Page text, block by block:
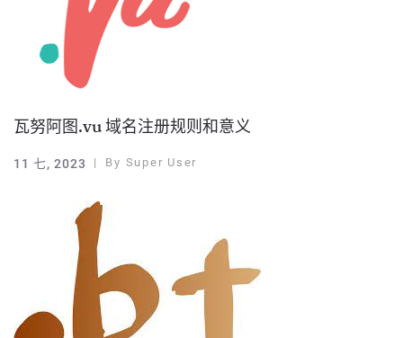
瓦努阿图.vu 域名注册规则和意义
11 七, 2023 By Super User